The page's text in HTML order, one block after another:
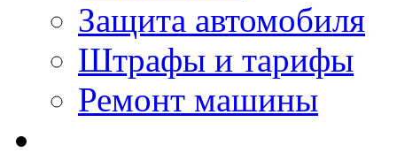
Защита автомобиля
Штрафы и тарифы
Ремонт машины